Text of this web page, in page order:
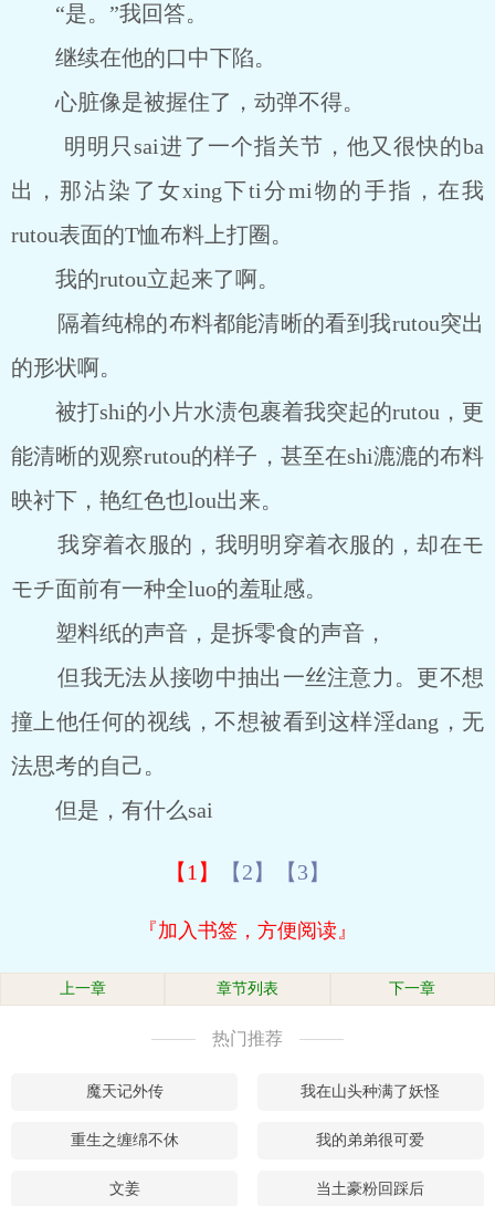
“是。”我回答。
继续在他的口中下陷。
心脏像是被握住了，动弹不得。
明明只sai进了一个指关节，他又很快的ba
出，那沾染了女xing下ti分mi物的手指，在我
rutou表面的T恤布料上打圈。
我的rutou立起来了啊。
隔着纯棉的布料都能清晰的看到我rutou突出
的形状啊。
被打shi的小片水渍包裹着我突起的rutou，更
能清晰的观察rutou的样子，甚至在shi漉漉的布料
映衬下，艳红色也lou出来。
我穿着衣服的，我明明穿着衣服的，却在モ
モチ面前有一种全luo的羞耻感。
塑料纸的声音，是拆零食的声音，
但我无法从接吻中抽出一丝注意力。更不想
撞上他任何的视线，不想被看到这样淫dang，无
法思考的自己。
但是，有什么sai
【1】 【2】 【3】
『加入书签，方便阅读』
上一章 章节列表 下一章
热门推荐
魔天记外传 我在山头种满了妖怪
重生之缠绵不休 我的弟弟很可爱
文姜 当土豪粉回踩后